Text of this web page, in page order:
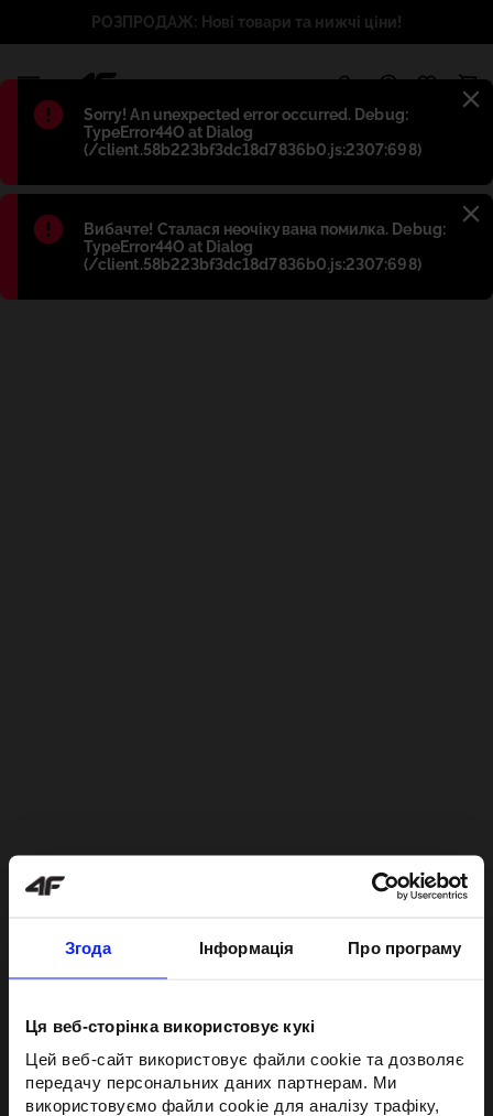
Згода Інформація Про програму
Ця веб-сторінка використовує кукі
Цей веб-сайт використовує файли cookie та дозволяє
передачу персональних даних партнерам. Ми
використовуємо файли cookie для аналізу трафіку,
Błąd:
Sorry! An unexpected error occurred. Debug:
TypeError44O at Dialog
(/client.58b223bf3dc18d7836b0.js:2307:698)
Błąd:
Вибачте! Сталася неочікувана помилка. Debug:
TypeError44O at Dialog
(/client.58b223bf3dc18d7836b0.js:2307:698)
РОЗПРОДАЖ: Нові товари та нижчі ціни!